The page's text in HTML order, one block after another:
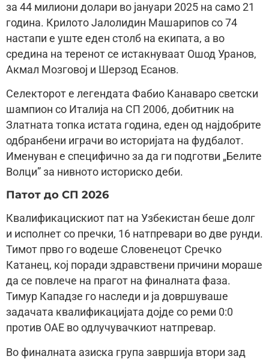
за 44 милиони долари во јануари 2025 на само 21
година. Крилото Јалолидин Машарипов со 74
настапи е уште еден столб на екипата, а во
средина на теренот се истакнуваат Ошод Уранов,
Акмал Мозговој и Шерзод Есанов.
Селекторот е легендата Фабио Канаваро светски
шампион со Италија на СП 2006, добитник на
Златната топка истата година, еден од најдобрите
одбранбени играчи во историјата на фудбалот.
Именуван е специфично за да ги подготви „Белите
Волци” за нивното историско деби.
Патот до СП 2026
Квалификацискиот пат на Узбекистан беше долг
и исполнет со пречки, 16 натпревари во две рунди.
Тимот прво го водеше Словенецот Сречко
Катанец, кој поради здравствени причини мораше
да се повлече на прагот на финалната фаза.
Тимур Кападзе го наследи и ја довршуваше
задачата квалификацијата дојде со реми 0:0
против ОАЕ во одлучувачкиот натпревар.
Во финалната азиска група завршија втори зад